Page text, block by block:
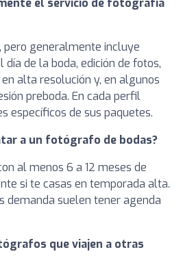
el servicio de fotografía
generalmente incluye
de la boda, edición de fotos,
alta resolución y, en algunos
preboda. En cada perfil
específicos de sus paquetes.
a un fotógrafo de bodas?
al menos 6 a 12 meses de
si te casas en temporada alta.
demanda suelen tener agenda
que viajen a otras